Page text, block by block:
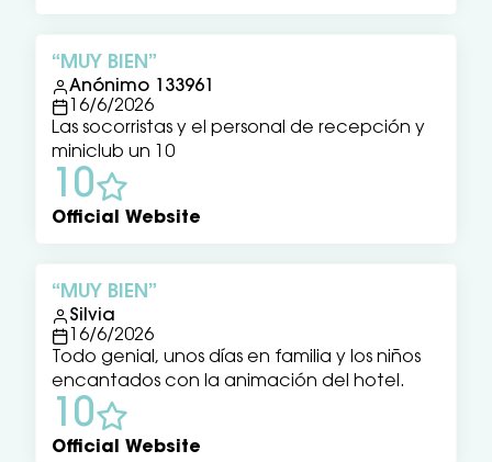
MUY BIEN
Anónimo 133961
16/6/2026
Las socorristas y el personal de recepción y
miniclub un 10
10
Official Website
MUY BIEN
Silvia
16/6/2026
Todo genial, unos días en familia y los niños
encantados con la animación del hotel.
10
Official Website